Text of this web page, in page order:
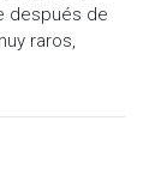
después de
raros,